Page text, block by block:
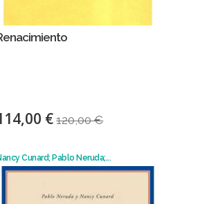
€ 120,00 €
Cunard; Pablo Neruda;...